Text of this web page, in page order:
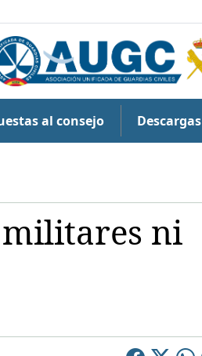
al consejo Descargas
ni